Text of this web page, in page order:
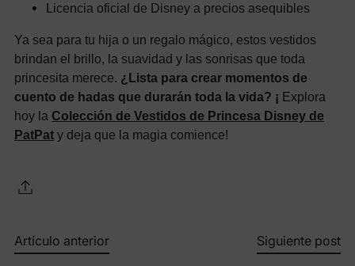
Licencia oficial de Disney a precios asequibles
Ya sea para tu hija o un regalo mágico, estos vestidos
brindan el brillo, la suavidad y las sonrisas que toda
princesita merece. ¿Lista para crear momentos de
cuento de hadas que durarán toda la vida? ¡ Explora
hoy la Colección de Vestidos de Princesa Disney de
PatPat y deja que la magia comience!
Artículo anterior Siguiente post